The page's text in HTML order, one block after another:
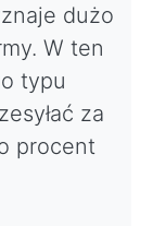
dużo
W ten
typu
za
procent